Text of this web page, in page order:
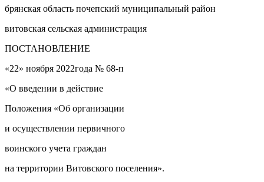
брянская область почепский муниципальный район
витовская сельская администрация
ПОСТАНОВЛЕНИЕ
«22» ноября 2022года № 68-п
«О введении в действие
Положения «Об организации
и осуществлении первичного
воинского учета граждан
на территории Витовского поселения».